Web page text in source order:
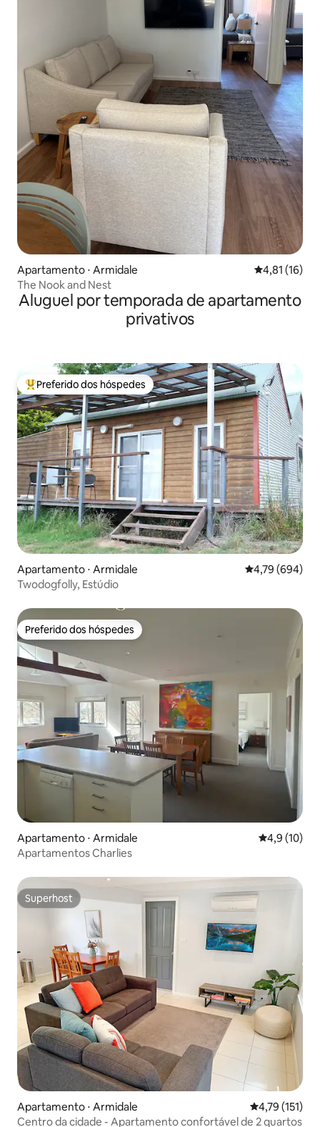
Apartamento ⋅ Armidale 4,81 de uma
4,81 (16)
The Nook and Nest
Aluguel por temporada de apartamento
privativos
Entre os melhores preferidos dos hóspedes
Preferido dos hóspedes
Apartamento ⋅ Armidale 4,79 de uma
4,79 (694)
Twodogfolly, Estúdio
Preferido dos hóspedes
Preferido dos hóspedes
Apartamento ⋅ Armidale 4,9 de uma
4,9 (10)
Apartamentos Charlies
Superhost
Superhost
Apartamento ⋅ Armidale 4,79 de uma
4,79 (151)
Centro da cidade - Apartamento confortável de 2 quartos